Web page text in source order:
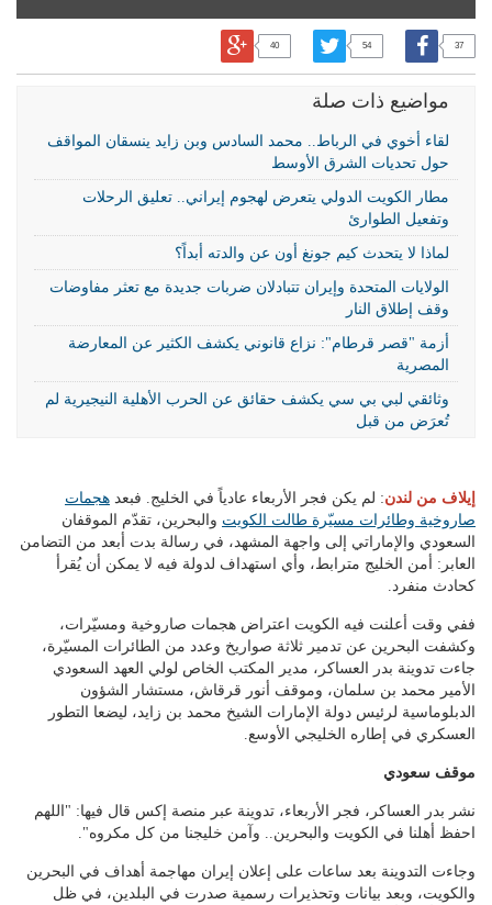
37
54
40
مواضيع ذات صلة
لقاء أخوي في الرباط.. محمد السادس وبن زايد ينسقان المواقف
حول تحديات الشرق الأوسط
مطار الكويت الدولي يتعرض لهجوم إيراني.. تعليق الرحلات
وتفعيل الطوارئ
لماذا لا يتحدث كيم جونغ أون عن والدته أبداً؟
الولايات المتحدة وإيران تتبادلان ضربات جديدة مع تعثر مفاوضات
وقف إطلاق النار
أزمة "قصر قرطام": نزاع قانوني يكشف الكثير عن المعارضة
المصرية
وثائقي لبي بي سي يكشف حقائق عن الحرب الأهلية النيجيرية لم
تُعرَض من قبل
إيلاف من لندن: لم يكن فجر الأربعاء عادياً في الخليج. فبعد هجمات
صاروخية وطائرات مسيّرة طالت الكويت والبحرين، تقدّم الموقفان
السعودي والإماراتي إلى واجهة المشهد، في رسالة بدت أبعد من التضامن
العابر: أمن الخليج مترابط، وأي استهداف لدولة فيه لا يمكن أن يُقرأ
كحادث منفرد.
ففي وقت أعلنت فيه الكويت اعتراض هجمات صاروخية ومسيّرات،
وكشفت البحرين عن تدمير ثلاثة صواريخ وعدد من الطائرات المسيّرة،
جاءت تدوينة بدر العساكر، مدير المكتب الخاص لولي العهد السعودي
الأمير محمد بن سلمان، وموقف أنور قرقاش، مستشار الشؤون
الدبلوماسية لرئيس دولة الإمارات الشيخ محمد بن زايد، ليضعا التطور
العسكري في إطاره الخليجي الأوسع.
موقف سعودي
نشر بدر العساكر، فجر الأربعاء، تدوينة عبر منصة إكس قال فيها: "اللهم
احفظ أهلنا في الكويت والبحرين.. وآمن خليجنا من كل مكروه".
وجاءت التدوينة بعد ساعات على إعلان إيران مهاجمة أهداف في البحرين
والكويت، وبعد بيانات وتحذيرات رسمية صدرت في البلدين، في ظل